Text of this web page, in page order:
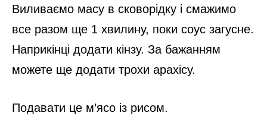
Виливаємо масу в сковорідку і смажимо
все разом ще 1 хвилину, поки соус загусне.
Наприкінці додати кінзу. За бажанням
можете ще додати трохи арахісу.
Подавати це м’ясо із рисом.